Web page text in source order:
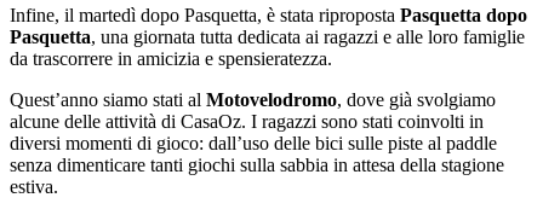
Infine, il martedì dopo Pasquetta, è stata riproposta Pasquetta dopo
Pasquetta, una giornata tutta dedicata ai ragazzi e alle loro famiglie
da trascorrere in amicizia e spensieratezza.
Quest’anno siamo stati al Motovelodromo, dove già svolgiamo
alcune delle attività di CasaOz. I ragazzi sono stati coinvolti in
diversi momenti di gioco: dall’uso delle bici sulle piste al paddle
senza dimenticare tanti giochi sulla sabbia in attesa della stagione
estiva.